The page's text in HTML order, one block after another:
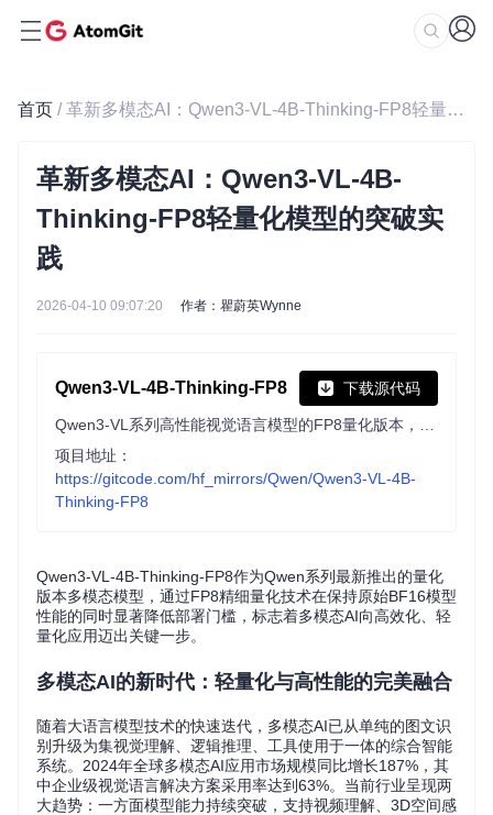
首页 / 革新多模态AI：Qwen3-VL-4B-Thinking-FP8轻量化模型的突破实践
革新多模态AI：Qwen3-VL-4B-
Thinking-FP8轻量化模型的突破实
践
2026-04-10 09:07:20 作者：瞿蔚英Wynne
Qwen3-VL-4B-Thinking-FP8 下载源代码
项目地址：
https://gitcode.com/hf_mirrors/Qwen/Qwen3-VL-4B-
Thinking-FP8
Qwen3-VL-4B-Thinking-FP8作为Qwen系列最新推出的量化
版本多模态模型，通过FP8精细量化技术在保持原始BF16模型
性能的同时显著降低部署门槛，标志着多模态AI向高效化、轻
量化应用迈出关键一步。
多模态AI的新时代：轻量化与高性能的完美融合
随着大语言模型技术的快速迭代，多模态AI已从单纯的图文识
别升级为集视觉理解、逻辑推理、工具使用于一体的综合智能
系统。2024年全球多模态AI应用市场规模同比增长187%，其
中企业级视觉语言解决方案采用率达到63%。当前行业呈现两
大趋势：一方面模型能力持续突破，支持视频理解、3D空间感